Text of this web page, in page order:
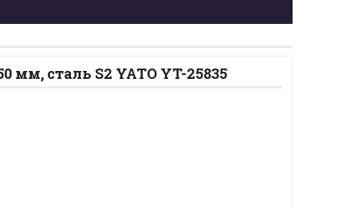
мм, сталь S2 YATO YT-25835